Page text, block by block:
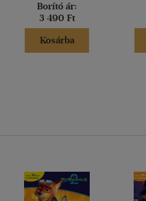
Borító ár:
3 490 Ft
Kosárba